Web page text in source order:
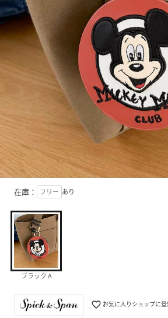
在庫： フリー あり
ブラック A
favorite_border お気に入りショップに